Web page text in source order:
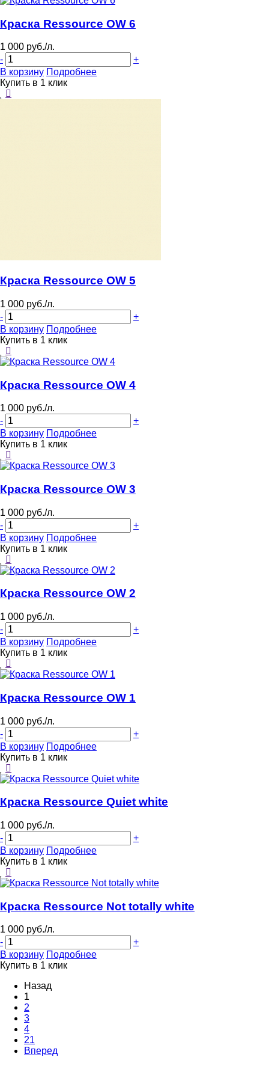
Краска Ressource OW 6
1 000 руб./л.
-
+
В корзину Подробнее
Купить в 1 клик
Краска Ressource OW 5
1 000 руб./л.
-
+
В корзину Подробнее
Купить в 1 клик
Краска Ressource OW 4
1 000 руб./л.
-
+
В корзину Подробнее
Купить в 1 клик
Краска Ressource OW 3
1 000 руб./л.
-
+
В корзину Подробнее
Купить в 1 клик
Краска Ressource OW 2
1 000 руб./л.
-
+
В корзину Подробнее
Купить в 1 клик
Краска Ressource OW 1
1 000 руб./л.
-
+
В корзину Подробнее
Купить в 1 клик
Краска Ressource Quiet white
1 000 руб./л.
-
+
В корзину Подробнее
Купить в 1 клик
Краска Ressource Not totally white
1 000 руб./л.
-
+
В корзину Подробнее
Купить в 1 клик
Назад
1
2
3
4
21
Вперед